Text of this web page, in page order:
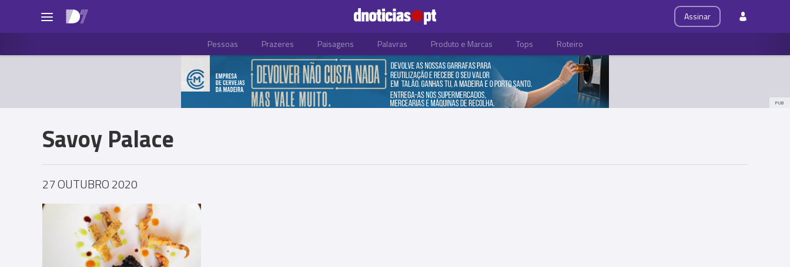
Assinar
Pessoas Prazeres Paisagens Palavras Produto e Marcas Tops Roteiro
PUB
Savoy Palace
27 OUTUBRO 2020